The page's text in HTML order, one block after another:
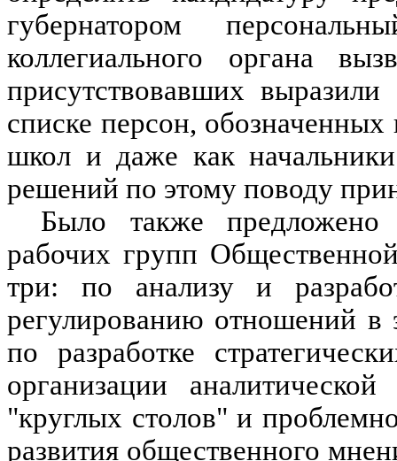
губернатором
коллегиального органа
присутствовавших
списке персон,
школ и даже как
решений по этому поводу
Было также предложено
рабочих групп
три: по анализу и
регулированию отношений в
по разработке
организации
"круглых столов" и
развития общественного